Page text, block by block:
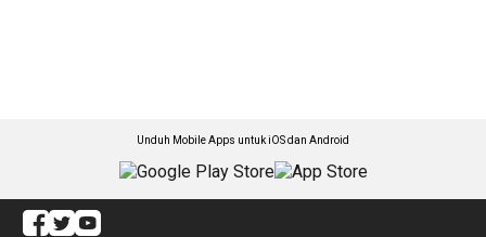
Unduh Mobile Apps untuk iOS dan Android